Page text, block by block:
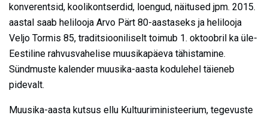
konverentsid, koolikontserdid, loengud, näitused jpm. 2015.
aastal saab helilooja Arvo Pärt 80-aastaseks ja helilooja
Veljo Tormis 85, traditsiooniliselt toimub 1. oktoobril ka üle-
Eestiline rahvusvahelise muusikapäeva tähistamine.
Sündmuste kalender muusika-aasta kodulehel täieneb
pidevalt.
Muusika-aasta kutsus ellu Kultuuriministeerium, tegevuste